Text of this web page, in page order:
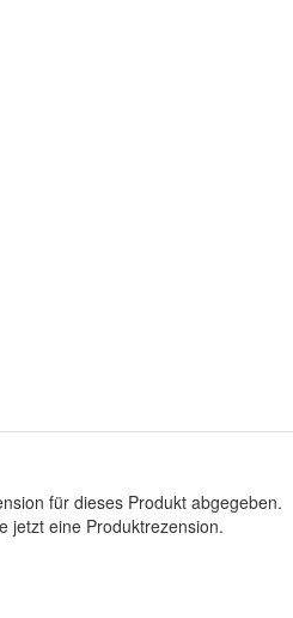
für dieses Produkt abgegeben.
jetzt eine Produktrezension.